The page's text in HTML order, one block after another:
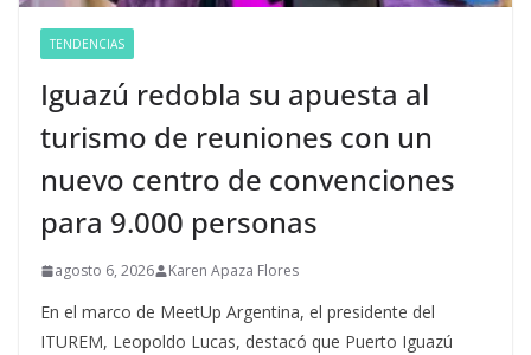
TENDENCIAS
Iguazú redobla su apuesta al
turismo de reuniones con un
nuevo centro de convenciones
para 9.000 personas
agosto 6, 2026 Karen Apaza Flores
En el marco de MeetUp Argentina, el presidente del
ITUREM, Leopoldo Lucas, destacó que Puerto Iguazú